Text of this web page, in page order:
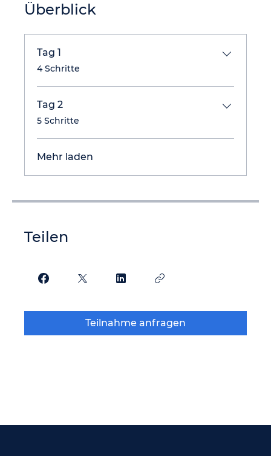
Überblick
Tag 1
.
4 Schritte
Tag 2
.
5 Schritte
Mehr laden
Teilen
Teilnahme anfragen